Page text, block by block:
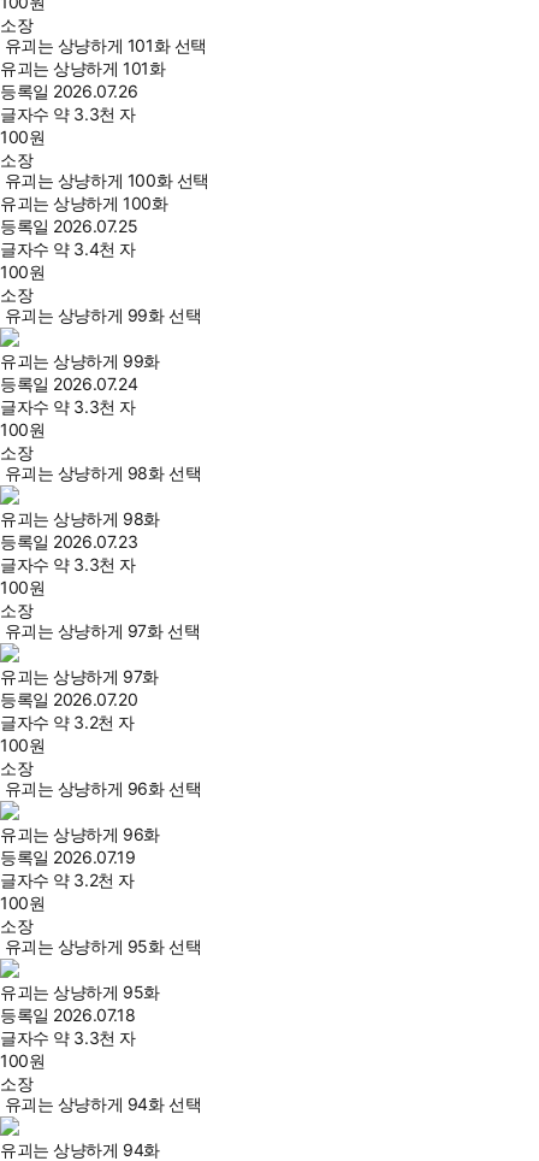
소장
유괴는 상냥하게 101화 선택
유괴는 상냥하게 101화
등록일 2026.07.26
글자수 약 3.3천 자
100원
소장
유괴는 상냥하게 100화 선택
유괴는 상냥하게 100화
등록일 2026.07.25
글자수 약 3.4천 자
100원
소장
유괴는 상냥하게 99화 선택
유괴는 상냥하게 99화
등록일 2026.07.24
글자수 약 3.3천 자
100원
소장
유괴는 상냥하게 98화 선택
유괴는 상냥하게 98화
등록일 2026.07.23
글자수 약 3.3천 자
100원
소장
유괴는 상냥하게 97화 선택
유괴는 상냥하게 97화
등록일 2026.07.20
글자수 약 3.2천 자
100원
소장
유괴는 상냥하게 96화 선택
유괴는 상냥하게 96화
등록일 2026.07.19
글자수 약 3.2천 자
100원
소장
유괴는 상냥하게 95화 선택
유괴는 상냥하게 95화
등록일 2026.07.18
글자수 약 3.3천 자
100원
소장
유괴는 상냥하게 94화 선택
유괴는 상냥하게 94화